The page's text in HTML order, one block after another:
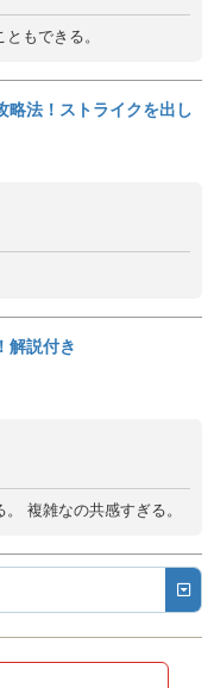
もできる。
略法！ストライクを出し
解説付き
複雑なの共感すぎる。